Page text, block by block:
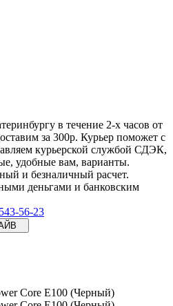
в течение 2-х часов от
за 300р. Курьер поможет с
курьерской службой СДЭК,
удобные вам, варианты.
и безналичный расчет.
деньгами и банковским
56-23